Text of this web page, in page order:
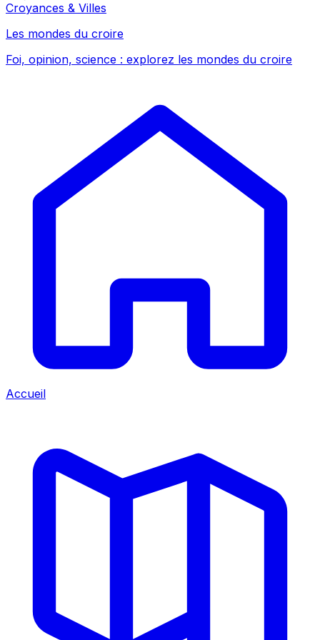
Croyances & Villes
Les mondes du croire
Foi, opinion, science : explorez les mondes du croire
Accueil